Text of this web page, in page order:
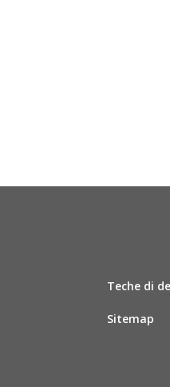
Teche di
Sitemap